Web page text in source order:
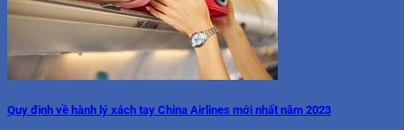
Quy định về hành lý xách tay China Airlines mới nhất năm 2023